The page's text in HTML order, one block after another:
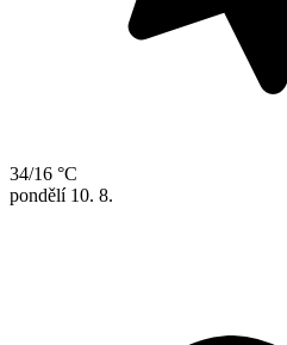
34/16 °C
pondělí 10. 8.